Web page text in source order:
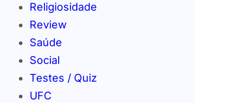
Religiosidade
Review
Saúde
Social
Testes / Quiz
UFC